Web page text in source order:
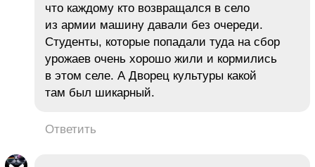
что каждому кто возвращался в село
из армии машину давали без очереди.
Студенты, которые попадали туда на сбор
урожаев очень хорошо жили и кормились
в этом селе. А Дворец культуры какой
там был шикарный.
Ответить